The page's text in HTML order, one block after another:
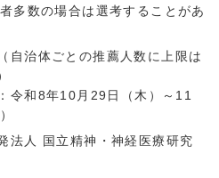
多数の場合は選考することがあ
自治体ごとの推薦人数に上限は
令和8年10月29日（木）～11
法人 国立精神・神経医療研究